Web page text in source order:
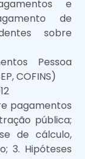
e
de
sobre
Pessoa
COFINS)
pagamentos
pública;
de cálculo,
3. Hipóteses